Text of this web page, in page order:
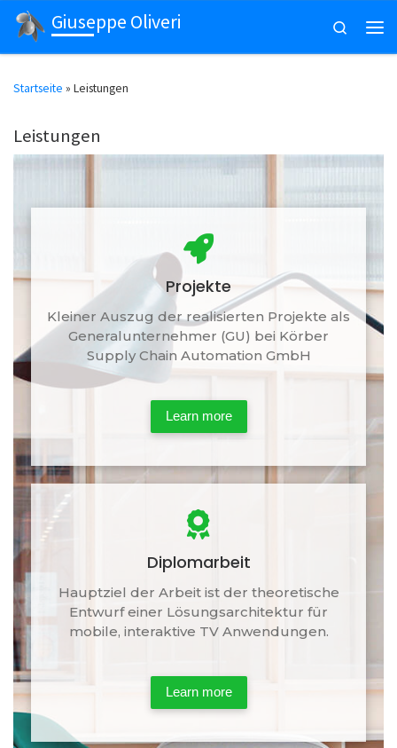
Zum Inhalt springen
Giuseppe Oliveri
Search
Startseite » Leistungen
Leistungen
Projekte
Kleiner Auszug der realisierten Projekte als
Generalunternehmer (GU) bei Körber
Supply Chain Automation GmbH
Learn more
Diplomarbeit
Hauptziel der Arbeit ist der theoretische
Entwurf einer Lösungsarchitektur für
mobile, interaktive TV Anwendungen.
Learn more